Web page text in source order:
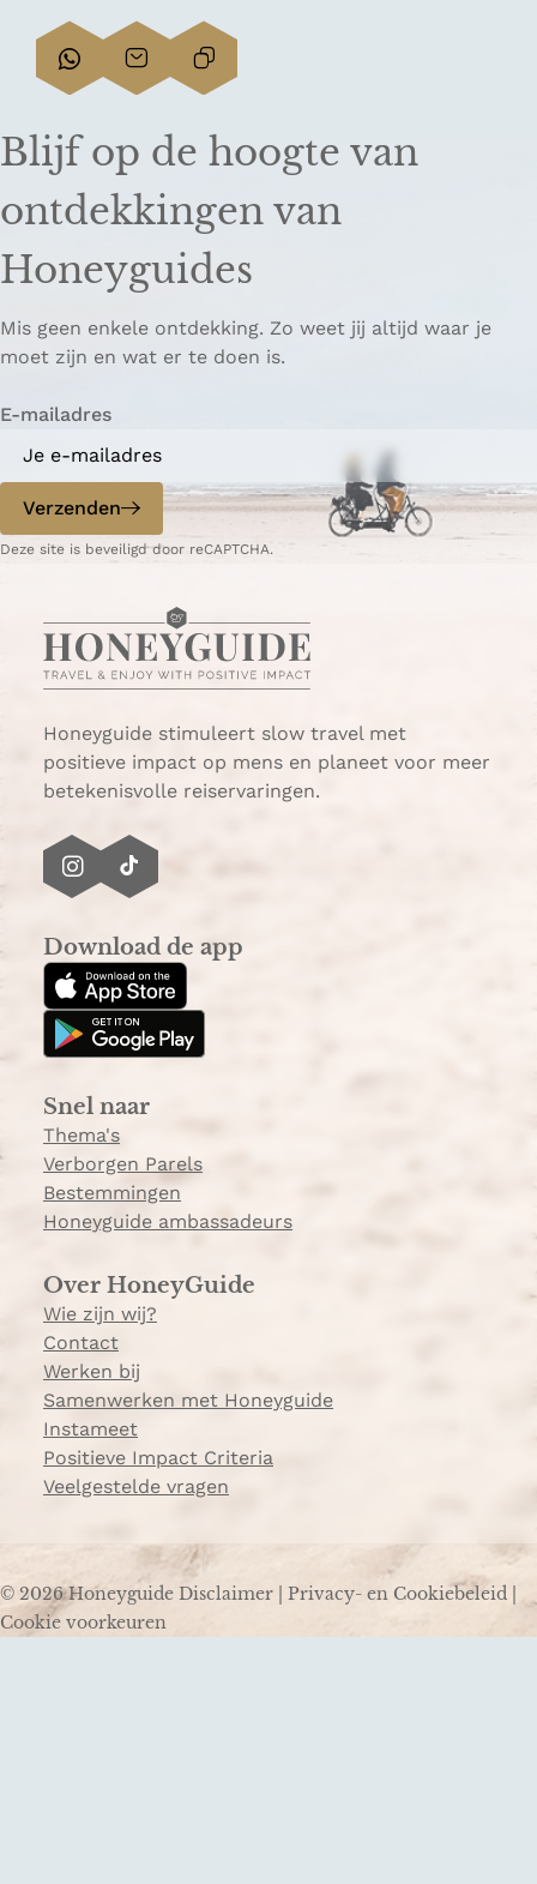
D
e
l
e
e
a
g
n
p
W
h
t
s
A
p
D
e
l
e
e
p
a
g
p
e
-
a
l
L
i
k
o
i
r
e
Blijf op de hoogte van
ontdekkingen van
Honeyguides
Mis geen enkele ontdekking. Zo weet jij altijd waar je
moet zijn en wat er te doen is.
E-mailadres
Verzenden
Deze site is beveiligd door reCAPTCHA.
Honeyguide stimuleert slow travel met
positieve impact op mens en planeet voor meer
betekenisvolle reiservaringen.
I
t
a
g
r
m
T
T
o
k
Download de app
Snel naar
Thema's
Verborgen Parels
Bestemmingen
Honeyguide ambassadeurs
Over HoneyGuide
Wie zijn wij?
Contact
Werken bij
Samenwerken met Honeyguide
Instameet
Positieve Impact Criteria
Veelgestelde vragen
© 2026 Honeyguide Disclaimer Privacy- en Cookiebeleid
Cookie voorkeuren